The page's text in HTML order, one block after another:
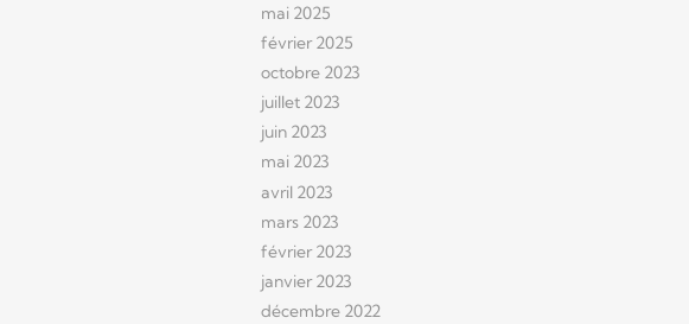
mai 2025
février 2025
octobre 2023
juillet 2023
juin 2023
mai 2023
avril 2023
mars 2023
février 2023
janvier 2023
décembre 2022